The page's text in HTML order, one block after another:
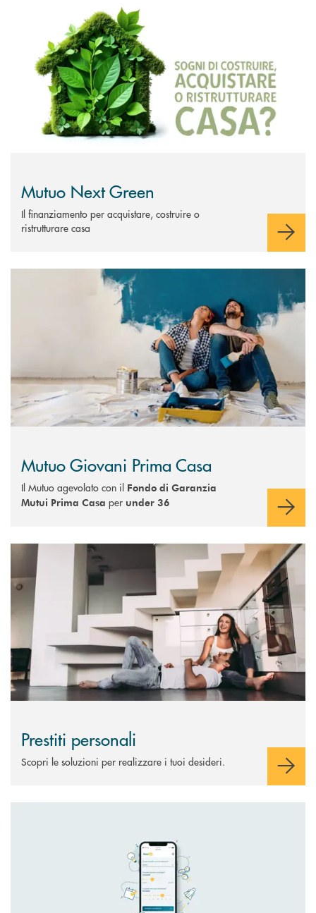
Mutuo Next Green
Il finanziamento per acquistare, costruire o
ristrutturare casa
Scopri di più Mutuo Giovani Prima Casa
Mutuo Giovani Prima Casa
Il Mutuo agevolato con il Fondo di Garanzia
Mutui Prima Casa per under 36
Scopri di più Prestiti personali
Prestiti personali
Scopri le soluzioni per realizzare i tuoi desideri.